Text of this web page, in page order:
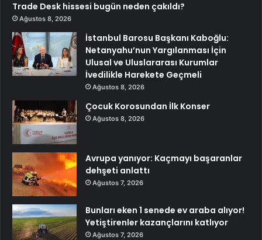
Trade Desk hissesi bugün neden çakıldı?
Ağustos 8, 2026
İstanbul Barosu Başkanı Kaboğlu:
Netanyahu’nun Yargılanması İçin
Ulusal ve Uluslararası Kurumlar
İvedilikle Harekete Geçmeli
Ağustos 8, 2026
Çocuk Korosundan İlk Konser
Ağustos 8, 2026
Avrupa yanıyor: Kaçmayı başaranlar
dehşeti anlattı
Ağustos 7, 2026
Bunları eken 1 senede ev araba alıyor!
Yetiştirenler kazançlarını katlıyor
Ağustos 7, 2026